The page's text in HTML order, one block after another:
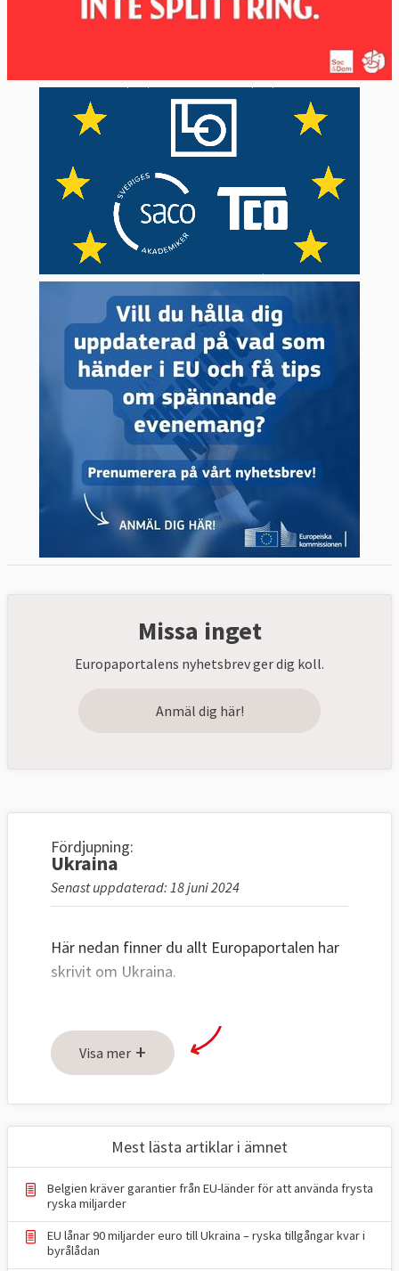
Missa inget
Europaportalens nyhetsbrev ger dig koll.
Anmäl dig här!
Fördjupning:
Ukraina
Senast uppdaterad: 18 juni 2024
Här nedan finner du allt Europaportalen har
skrivit om Ukraina.
Visa mer +
Mest lästa artiklar i ämnet
Belgien kräver garantier från EU-länder för att använda frysta
ryska miljarder
EU lånar 90 miljarder euro till Ukraina – ryska tillgångar kvar i
byrålådan